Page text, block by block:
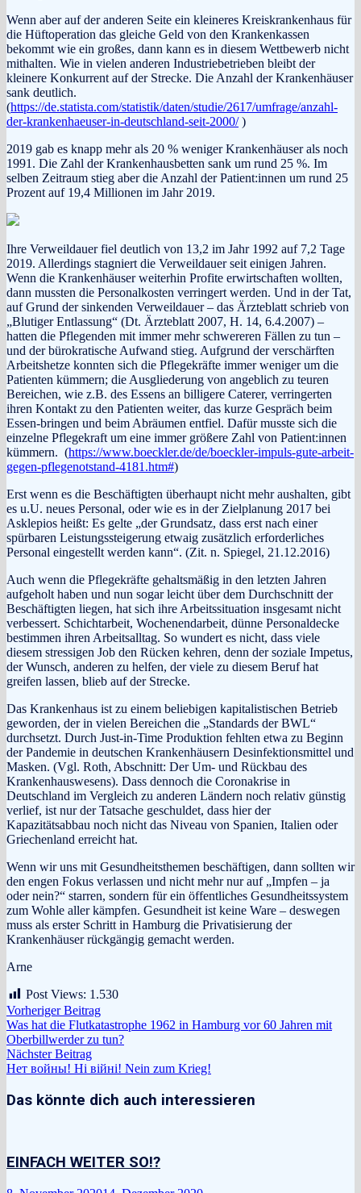
Wenn aber auf der anderen Seite ein kleineres Kreiskrankenhaus für
die Hüftoperation das gleiche Geld von den Krankenkassen
bekommt wie ein großes, dann kann es in diesem Wettbewerb nicht
mithalten. Wie in vielen anderen Industriebetrieben bleibt der
kleinere Konkurrent auf der Strecke. Die Anzahl der Krankenhäuser
sank deutlich.
(https://de.statista.com/statistik/daten/studie/2617/umfrage/anzahl-
der-krankenhaeuser-in-deutschland-seit-2000/)
2019 gab es knapp mehr als 20 % weniger Krankenhäuser als noch
1991. Die Zahl der Krankenhausbetten sank um rund 25 %. Im
selben Zeitraum stieg aber die Anzahl der Patient:innen um rund 25
Prozent auf 19,4 Millionen im Jahr 2019.
Ihre Verweildauer fiel deutlich von 13,2 im Jahr 1992 auf 7,2 Tage
2019. Allerdings stagniert die Verweildauer seit einigen Jahren.
Wenn die Krankenhäuser weiterhin Profite erwirtschaften wollten,
dann mussten die Personalkosten verringert werden. Und in der Tat,
auf Grund der sinkenden Verweildauer – das Ärzteblatt schrieb von
„Blutiger Entlassung“ (Dt. Ärzteblatt 2007, H. 14, 6.4.2007) –
hatten die Pflegenden mit immer mehr schwereren Fällen zu tun –
und der bürokratische Aufwand stieg. Aufgrund der verschärften
Arbeitshetze konnten sich die Pflegekräfte immer weniger um die
Patienten kümmern; die Ausgliederung von angeblich zu teuren
Bereichen, wie z.B. des Essens an billigere Caterer, verringerten
ihren Kontakt zu den Patienten weiter, das kurze Gespräch beim
Essen-bringen und beim Abräumen entfiel. Dafür musste sich die
einzelne Pflegekraft um eine immer größere Zahl von Patient:innen
kümmern. (https://www.boeckler.de/de/boeckler-impuls-gute-arbeit-
gegen-pflegenotstand-4181.htm#)
Erst wenn es die Beschäftigten überhaupt nicht mehr aushalten, gibt
es u.U. neues Personal, oder wie es in der Zielplanung 2017 bei
Asklepios heißt: Es gelte „der Grundsatz, dass erst nach einer
spürbaren Leistungssteigerung etwaig zusätzlich erforderliches
Personal eingestellt werden kann“. (Zit. n. Spiegel, 21.12.2016)
Auch wenn die Pflegekräfte gehaltsmäßig in den letzten Jahren
aufgeholt haben und nun sogar leicht über dem Durchschnitt der
Beschäftigten liegen, hat sich ihre Arbeitssituation insgesamt nicht
verbessert. Schichtarbeit, Wochenendarbeit, dünne Personaldecke
bestimmen ihren Arbeitsalltag. So wundert es nicht, dass viele
diesem stressigen Job den Rücken kehren, denn der soziale Impetus,
der Wunsch, anderen zu helfen, der viele zu diesem Beruf hat
greifen lassen, blieb auf der Strecke.
Das Krankenhaus ist zu einem beliebigen kapitalistischen Betrieb
geworden, der in vielen Bereichen die „Standards der BWL“
durchsetzt. Durch Just-in-Time Produktion fehlten etwa zu Beginn
der Pandemie in deutschen Krankenhäusern Desinfektionsmittel und
Masken. (Vgl. Roth, Abschnitt: Der Um- und Rückbau des
Krankenhauswesens). Dass dennoch die Coronakrise in
Deutschland im Vergleich zu anderen Ländern noch relativ günstig
verlief, ist nur der Tatsache geschuldet, dass hier der
Kapazitätsabbau noch nicht das Niveau von Spanien, Italien oder
Griechenland erreicht hat.
Wenn wir uns mit Gesundheitsthemen beschäftigen, dann sollten wir
den engen Fokus verlassen und nicht mehr nur auf „Impfen – ja
oder nein?“ starren, sondern für ein öffentliches Gesundheitssystem
zum Wohle aller kämpfen. Gesundheit ist keine Ware – deswegen
muss als erster Schritt in Hamburg die Privatisierung der
Krankenhäuser rückgängig gemacht werden.
Arne
Post Views: 1.530
Beitragsnavigation
Vorheriger BeitragVorheriger
Beitrag:
Was hat die Flutkatastrophe 1962 in Hamburg vor 60 Jahren mit
Oberbillwerder zu tun?
Nächster BeitragNächster
Beitrag:
Нет войны! Ні війні! Nein zum Krieg!
Das könnte dich auch interessieren
EINFACH WEITER SO!?